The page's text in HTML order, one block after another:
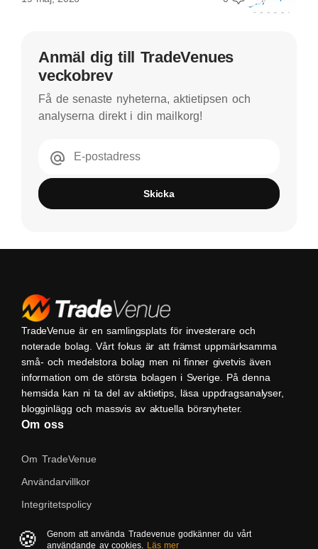
Anmäl dig till TradeVenues
veckobrev
Få de senaste nyheterna, aktietipsen och
analyserna direkt i din mailkorg!
E-postadress
Skicka
TradeVenue är en samlingsplats för investerare och
noterade bolag. Vårt fokus är att främst uppmärksamma
små- och medelstora bolag men ni finner givetvis även
information om de största bolagen i Sverige. På denna
hemsida kan ni ta del av aktietips, läsa uppdragsanalyser,
blogginlägg och massvis av aktuella börsnyheter.
Om oss
Om TradeVenue
Användarvillkor
Integritetspolicy
🍪
Genom att använda Tradevenue godkänner du vårt
användande av cookies. Läs mer